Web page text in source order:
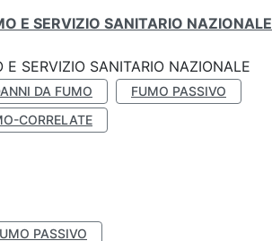
E SERVIZIO SANITARIO NAZIONALE
SERVIZIO SANITARIO NAZIONALE
DA FUMO
FUMO PASSIVO
CORRELATE
PASSIVO